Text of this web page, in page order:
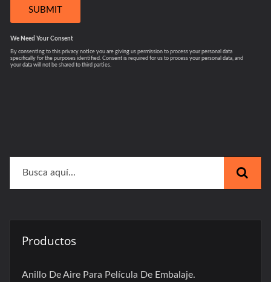
Productos
Anillo De Aire Para Película De Embalaje.